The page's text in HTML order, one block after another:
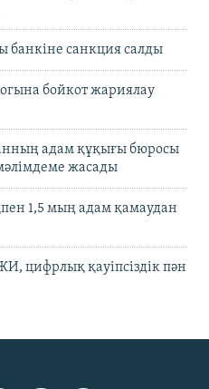
банкіне санкция салды
бойкот жариялау
адам құқығы бюросы
жасады
1,5 мың адам қамаудан
цифрлық қауіпсіздік пән